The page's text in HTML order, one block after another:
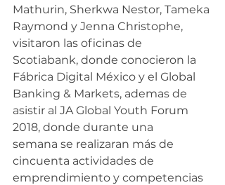
Mathurin, Sherkwa Nestor, Tameka
Raymond y Jenna Christophe,
visitaron las oficinas de
Scotiabank, donde conocieron la
Fábrica Digital México y el Global
Banking & Markets, ademas de
asistir al JA Global Youth Forum
2018, donde durante una
semana se realizaran más de
cincuenta actividades de
emprendimiento y competencias